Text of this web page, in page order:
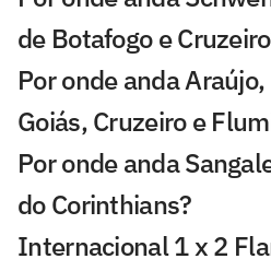
de Botafogo e
Por onde anda
Goiás, Cruzeiro e
Por onde anda
do Corinthians?
Internacional 1 x 2